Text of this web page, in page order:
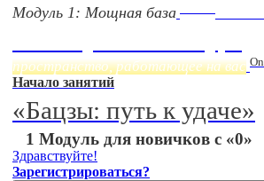
Модуль 1: Мощная база
пространство, работающее на вас
Начало занятий
«Бацзы: путь к удаче»
1 Модуль для новичков с «0»
Здравствуйте!
Зарегистрироваться?